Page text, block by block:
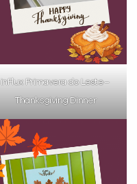
inFlux Primavera do Leste –
Thanksgiving Dinner